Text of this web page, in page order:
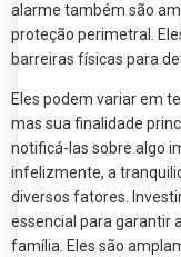
alarme também são
proteção perimetral.
barreiras físicas para
Eles podem variar em
mas sua finalidade
notificá-las sobre algo
infelizmente, a
diversos fatores.
essencial para garantir
família. Eles são